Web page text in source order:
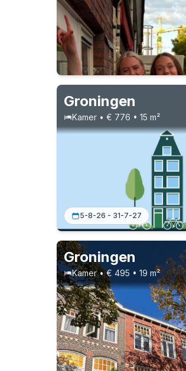
Vast contract Studenten
Groningen
Kamer • € 776 • 15 m²
5-8-26 - 31-7-27
Groningen
Kamer • € 495 • 19 m²